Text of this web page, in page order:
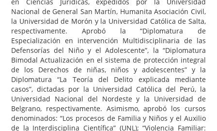
Nacional de General San Martín, Humanita Asociación Civil,
la Universidad de Morón y la Universidad Católica de Salta,
respectivamente. Aprobó la “Diplomatura de
Especialización en intervención Multidisciplinaria de las
Defensorías del Niño y el Adolescente”, la “Diplomatura
Bimodal Actualización en el sistema de protección integral
de los Derechos de niñas, niños y adolescentes” y la
Diplomatura “La Teoría del Delito explicada mediante
casos”, dictadas por la Universidad Católica del Perú, la
Universidad Nacional del Nordeste y la Universidad de
Belgrano, respectivamente. Asimismo, aprobó los cursos
denominados: “Los procesos de Familia y Niños y el Auxilio
de la Interdisciplina Científica” (UNL); “Violencia Familiar: